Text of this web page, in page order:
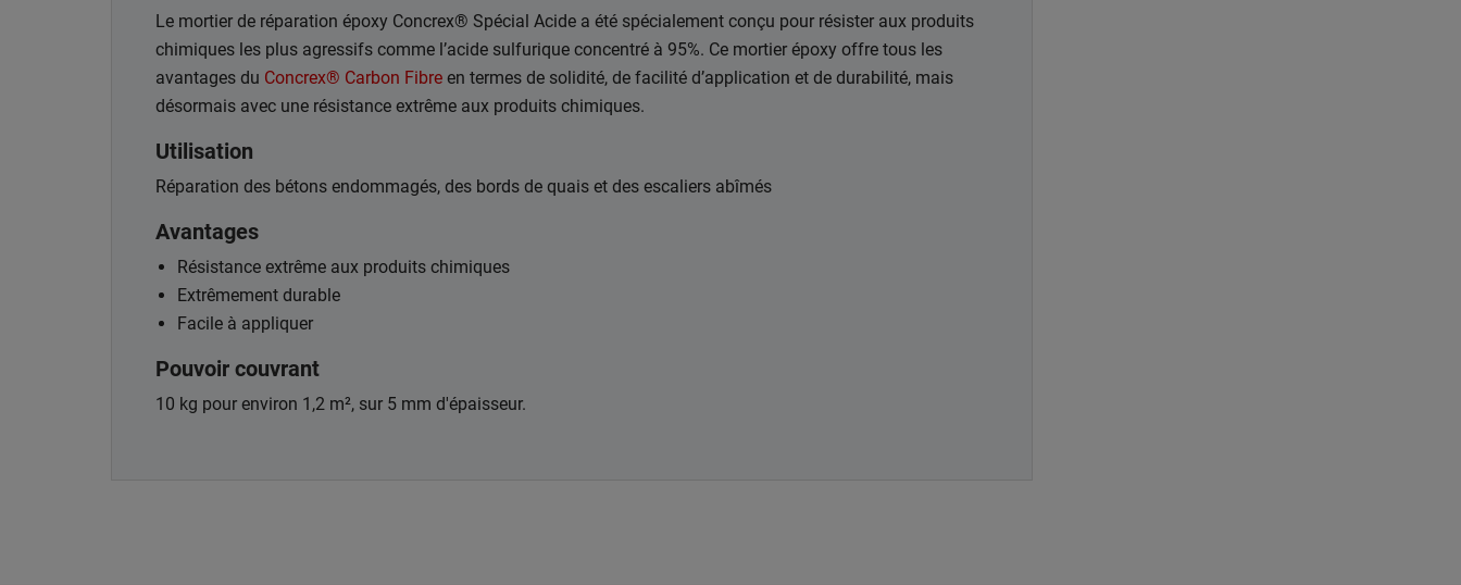
Le mortier de réparation époxy Concrex® Spécial Acide a été spécialement conçu pour résister aux produits
chimiques les plus agressifs comme l’acide sulfurique concentré à 95%. Ce mortier époxy offre tous les
avantages du Concrex® Carbon Fibre en termes de solidité, de facilité d’application et de durabilité, mais
désormais avec une résistance extrême aux produits chimiques.
Utilisation
Réparation des bétons endommagés, des bords de quais et des escaliers abîmés
Avantages
Résistance extrême aux produits chimiques
Extrêmement durable
Facile à appliquer
Pouvoir couvrant
10 kg pour environ 1,2 m², sur 5 mm d'épaisseur.